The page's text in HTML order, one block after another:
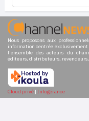
Nous proposons aux
information centrée
l'ensemble des acteurs du
éditeurs, distributeurs, revendeurs,
Cloud privé | Infogérance